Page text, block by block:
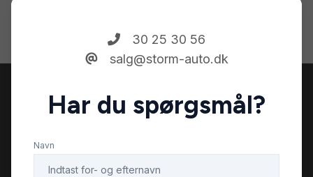
30 25 30 56
salg@storm-auto.dk
Har du spørgsmål?
Navn